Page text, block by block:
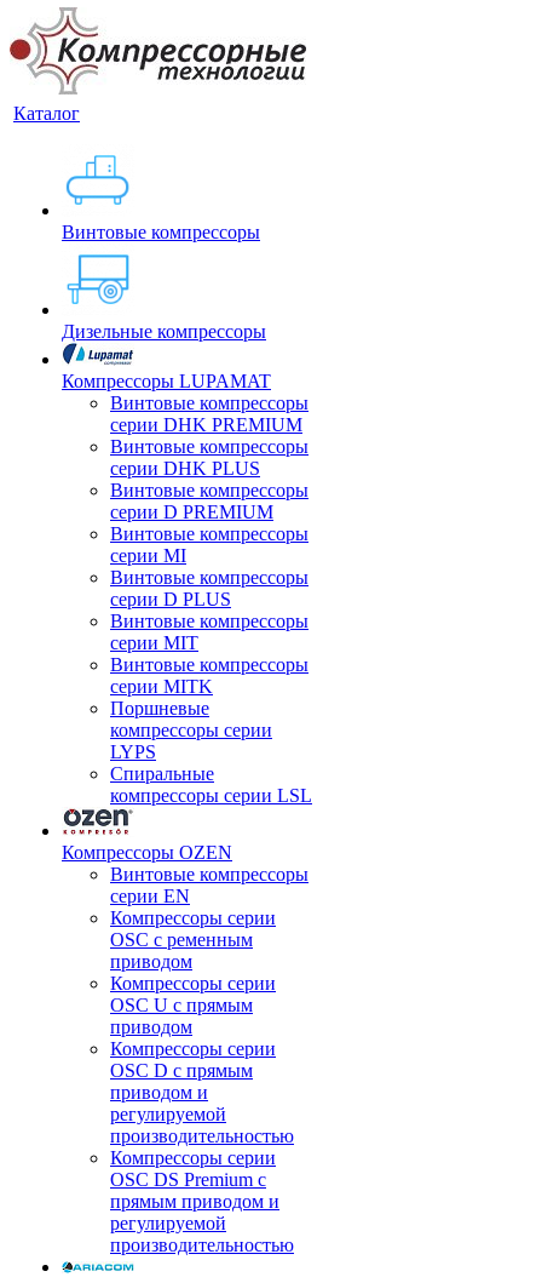
Каталог
Винтовые компрессоры
Дизельные компрессоры
Компрессоры LUPAMAT
Винтовые компрессоры
серии DHK PREMIUM
Винтовые компрессоры
серии DHK PLUS
Винтовые компрессоры
серии D PREMIUM
Винтовые компрессоры
серии MI
Винтовые компрессоры
серии D PLUS
Винтовые компрессоры
серии MIT
Винтовые компрессоры
серии MITK
Поршневые
компрессоры серии
LYPS
Спиральные
компрессоры серии LSL
Компрессоры OZEN
Винтовые компрессоры
серии EN
Компрессоры серии
OSC с ременным
приводом
Компрессоры серии
OSC U с прямым
приводом
Компрессоры серии
OSC D с прямым
приводом и
регулируемой
производительностью
Компрессоры серии
OSC DS Premium с
прямым приводом и
регулируемой
производительностью